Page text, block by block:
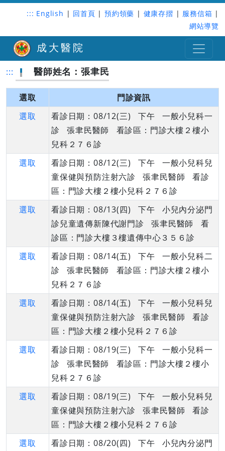
::: English | 回首頁 | 預約領藥 | 健康存摺 | 服務信箱 |
網站導覽
成大醫院
::: 醫師姓名：張聿民
選取
門診資訊
選取
看診日期：08/12(三) 下午 一般小兒科一
診 張聿民醫師 看診區：門診大樓２樓小
兒科２７６診
選取
看診日期：08/12(三) 下午 一般小兒科兒
童保健與預防注射六診 張聿民醫師 看診
區：門診大樓２樓小兒科２７６診
選取
看診日期：08/13(四) 下午 小兒內分泌門
診兒童遺傳新陳代謝門診 張聿民醫師 看
診區：門診大樓３樓遺傳中心３５６診
選取
看診日期：08/14(五) 下午 一般小兒科二
診 張聿民醫師 看診區：門診大樓２樓小
兒科２７６診
選取
看診日期：08/14(五) 下午 一般小兒科兒
童保健與預防注射六診 張聿民醫師 看診
區：門診大樓２樓小兒科２７６診
選取
看診日期：08/19(三) 下午 一般小兒科一
診 張聿民醫師 看診區：門診大樓２樓小
兒科２７６診
選取
看診日期：08/19(三) 下午 一般小兒科兒
童保健與預防注射六診 張聿民醫師 看診
區：門診大樓２樓小兒科２７６診
選取
看診日期：08/20(四) 下午 小兒內分泌門